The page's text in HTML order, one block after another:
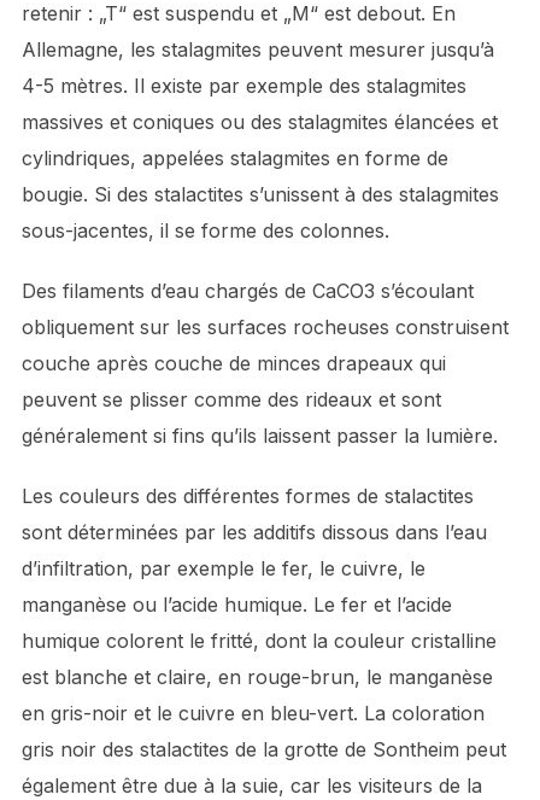
retenir : „T“ est suspendu et „M“ est debout. En
Allemagne, les stalagmites peuvent mesurer jusqu’à
4-5 mètres. Il existe par exemple des stalagmites
massives et coniques ou des stalagmites élancées et
cylindriques, appelées stalagmites en forme de
bougie. Si des stalactites s’unissent à des stalagmites
sous-jacentes, il se forme des colonnes.
Des filaments d’eau chargés de CaCO3 s’écoulant
obliquement sur les surfaces rocheuses construisent
couche après couche de minces drapeaux qui
peuvent se plisser comme des rideaux et sont
généralement si fins qu’ils laissent passer la lumière.
Les couleurs des différentes formes de stalactites
sont déterminées par les additifs dissous dans l’eau
d’infiltration, par exemple le fer, le cuivre, le
manganèse ou l’acide humique. Le fer et l’acide
humique colorent le fritté, dont la couleur cristalline
est blanche et claire, en rouge-brun, le manganèse
en gris-noir et le cuivre en bleu-vert. La coloration
gris noir des stalactites de la grotte de Sontheim peut
également être due à la suie, car les visiteurs de la